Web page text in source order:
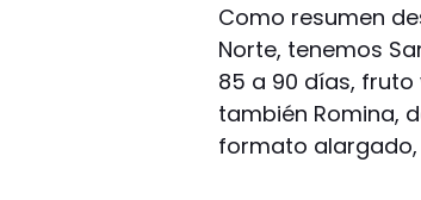
Como resumen
Norte, tenemos
85 a 90 días, fruto
también Romina,
formato alargado,